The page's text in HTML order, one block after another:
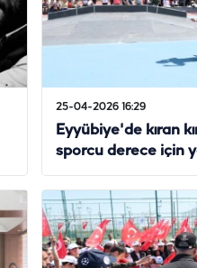
25-04-2026 16:29
Eyyübiye'de kıran
sporcu derece için